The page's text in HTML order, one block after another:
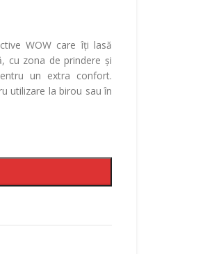
WOW care îți lasă
cu zona de prindere și
un extra confort.
utilizare la birou sau în